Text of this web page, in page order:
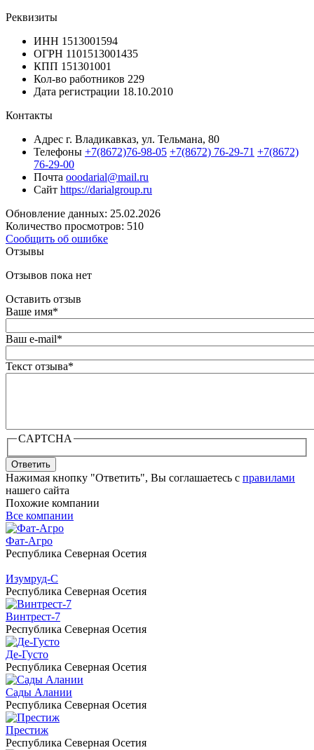
Реквизиты
ИНН 1513001594
ОГРН 1101513001435
КПП 151301001
Кол-во работников 229
Дата регистрации 18.10.2010
Контакты
Адрес г. Владикавказ, ул. Тельмана, 80
Телефоны +7(8672)76-98-05 +7(8672) 76-29-71 +7(8672)
76-29-00
Почта ooodarial@mail.ru
Сайт https://darialgroup.ru
Обновление данных: 25.02.2026
Количество просмотров: 510
Сообщить об ошибке
Отзывы
Отзывов пока нет
Оставить отзыв
Ваше имя*
Ваш e-mail*
Текст отзыва*
CAPTCHA
Ответить
Нажимая кнопку "Ответить", Вы соглашаетесь с правилами
нашего сайта
Похожие компании
Все компании
Фат-Агро
Республика Северная Осетия
Изумруд-С
Республика Северная Осетия
Винтрест-7
Республика Северная Осетия
Де-Густо
Республика Северная Осетия
Сады Алании
Республика Северная Осетия
Престиж
Республика Северная Осетия